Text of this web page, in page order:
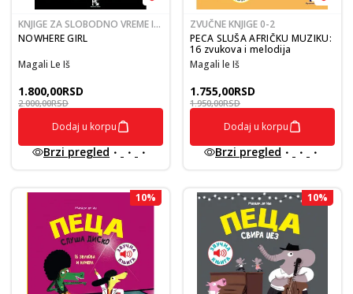
KNJIGE ZA SLOBODNO VREME I
RAZONODU 9-12
NOWHERE GIRL
Magali Le Iš
1.800,00RSD
2.000,00RSD
Dodaj u korpu
Brzi pregled
ZVUČNE KNJIGE 0-2
PECA SLUŠA AFRIČKU MUZIKU:
16 zvukova i melodija
Magali le Iš
1.755,00RSD
1.950,00RSD
Dodaj u korpu
Brzi pregled
10% 10%